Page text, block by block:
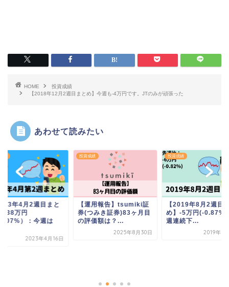
HOME
投資成績
【2018年12月2週目まとめ】今週も-4万円です。JTのみが頑張った
あわせて読みたい
年4月2週目まと
+38万円
）：今週は
2023年4月16日
投資成績
【運用報告】tsumiki証
券(つみき証券)83ヶ月目
の評価額は？...
2025年8月30日
投資成績
【2019年8月2週目
め】-5万円(-0.87%)
週連続下...
2019年8